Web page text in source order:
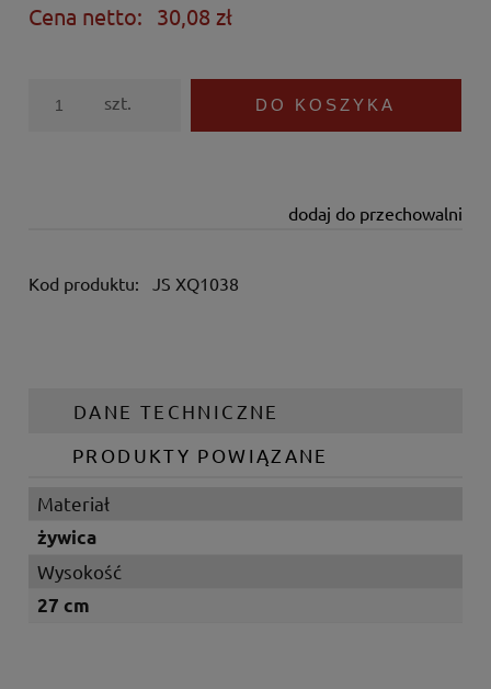
Cena netto: 30,08 zł
szt. DO KOSZYKA
dodaj do przechowalni
Kod produktu: JS XQ1038
DANE TECHNICZNE
PRODUKTY POWIĄZANE
Materiał
żywica
Wysokość
27 cm